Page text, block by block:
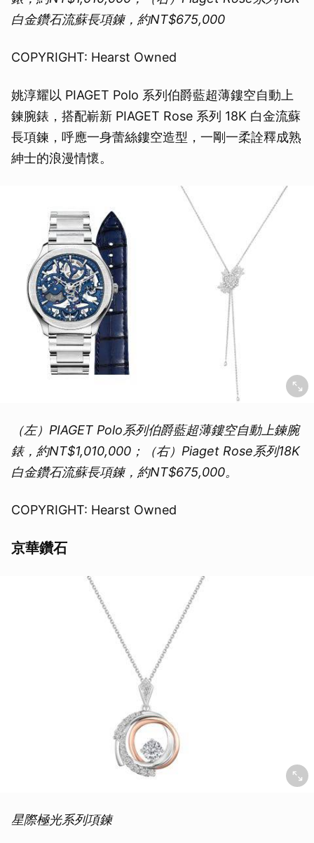
白金鑽石流蘇長項鍊，約NT$675,000
COPYRIGHT: Hearst Owned
姚淳耀以 PIAGET Polo 系列伯爵藍超薄鏤空自動上
鍊腕錶，搭配嶄新 PIAGET Rose 系列 18K 白金流蘇
長項鍊，呼應一身蕾絲鏤空造型，一剛一柔詮釋成熟
紳士的浪漫情懷。
（左）PIAGET Polo系列伯爵藍超薄鏤空自動上鍊腕
錶，約NT$1,010,000；（右）Piaget Rose系列18K
白金鑽石流蘇長項鍊，約NT$675,000。
COPYRIGHT: Hearst Owned
京華鑽石
星際極光系列項鍊
取消